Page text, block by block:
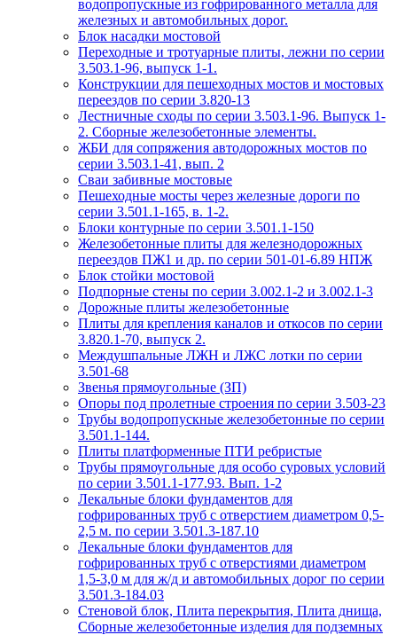
водопропускные из гофрированного металла для
железных и автомобильных дорог.
Блок насадки мостовой
Переходные и тротуарные плиты, лежни по серии
3.503.1-96, выпуск 1-1.
Конструкции для пешеходных мостов и мостовых
переездов по серии 3.820-13
Лестничные сходы по серии 3.503.1-96. Выпуск 1-
2. Сборные железобетонные элементы.
ЖБИ для сопряжения автодорожных мостов по
серии 3.503.1-41, вып. 2
Сваи забивные мостовые
Пешеходные мосты через железные дороги по
серии 3.501.1-165, в. 1-2.
Блоки контурные по серии 3.501.1-150
Железобетонные плиты для железнодорожных
переездов ПЖ1 и др. по серии 501-01-6.89 НПЖ
Блок стойки мостовой
Подпорные стены по серии 3.002.1-2 и 3.002.1-3
Дорожные плиты железобетонные
Плиты для крепления каналов и откосов по серии
3.820.1-70, выпуск 2.
Междушпальные ЛЖН и ЛЖС лотки по серии
3.501-68
Звенья прямоугольные (ЗП)
Опоры под пролетные строения по серии 3.503-23
Трубы водопропускные железобетонные по серии
3.501.1-144.
Плиты платформенные ПТИ ребристые
Трубы прямоугольные для особо суровых условий
по серии 3.501.1-177.93. Вып. 1-2
Лекальные блоки фундаментов для
гофрированных труб с отверстием диаметром 0,5-
2,5 м. по серии 3.501.3-187.10
Лекальные блоки фундаментов для
гофрированных труб с отверстиями диаметром
1,5-3,0 м для ж/д и автомобильных дорог по серии
3.501.3-184.03
Стеновой блок, Плита перекрытия, Плита днища,
Сборные железобетонные изделия для подземных